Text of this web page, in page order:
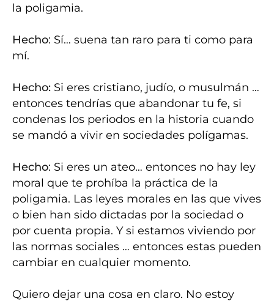
la poligamia.
Hecho: Sí… suena tan raro para ti como para
mí.
Hecho: Si eres cristiano, judío, o musulmán …
entonces tendrías que abandonar tu fe, si
condenas los periodos en la historia cuando
se mandó a vivir en sociedades polígamas.
Hecho: Si eres un ateo… entonces no hay ley
moral que te prohíba la práctica de la
poligamia. Las leyes morales en las que vives
o bien han sido dictadas por la sociedad o
por cuenta propia. Y si estamos viviendo por
las normas sociales … entonces estas pueden
cambiar en cualquier momento.
Quiero dejar una cosa en claro. No estoy